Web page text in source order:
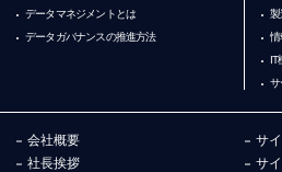
データマネジメントとは
データガバナンスの推進方法
製
情
IT
サ
会社概要
社長挨拶
サ
サ